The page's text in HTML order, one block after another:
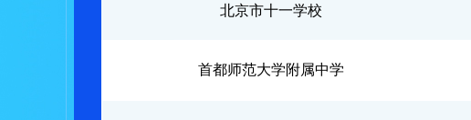
北京市十一学校
首都师范大学附属中学